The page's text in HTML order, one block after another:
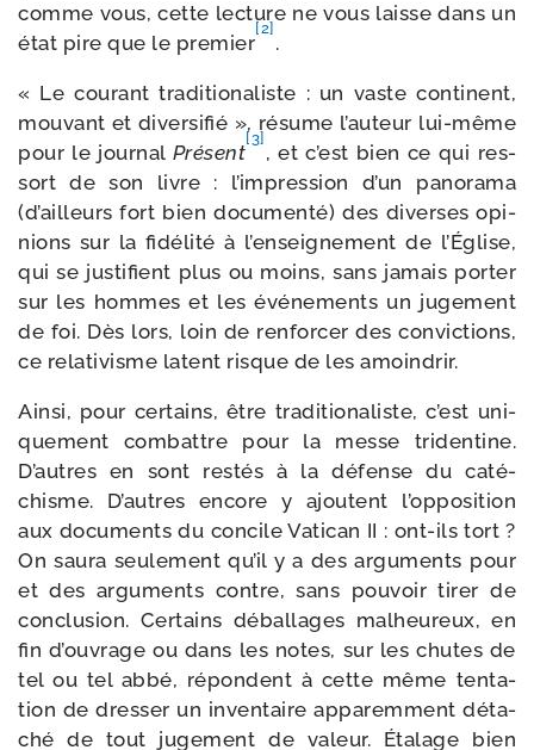
comme vous, cette lec­ture ne vous laisse dans un
état pire que le pre­mier
[2]
.
« Le cou­rant tra­di­tio­na­liste : un vaste conti­nent,
mou­vant et diver­si­fié », résume l’auteur lui-​même
pour le jour­nal Présent
[3]
, et c’est bien ce qui res­
sort de son livre : l’impression d’un pano­ra­ma
(d’ailleurs fort bien docu­men­té) des diverses opi­
nions sur la fidé­li­té à l’enseignement de l’Église,
qui se jus­ti­fient plus ou moins, sans jamais por­ter
sur les hommes et les évé­ne­ments un juge­ment
de foi. Dès lors, loin de ren­for­cer des convic­tions,
ce rela­ti­visme latent risque de les amoindrir.
Ainsi, pour cer­tains, être tra­di­tio­na­liste, c’est uni­
que­ment com­battre pour la messe tri­den­tine.
D’autres en sont res­tés à la défense du caté­
chisme. D’autres encore y ajoutent l’opposition
aux docu­ments du concile Vatican II : ont-​ils tort ?
On sau­ra seule­ment qu’il y a des argu­ments pour
et des argu­ments contre, sans pou­voir tirer de
conclu­sion. Certains débal­lages mal­heu­reux, en
fin d’ouvrage ou dans les notes, sur les chutes de
tel ou tel abbé, répondent à cette même ten­ta­
tion de dres­ser un inven­taire appa­rem­ment déta­
ché de tout juge­ment de valeur. Étalage bien